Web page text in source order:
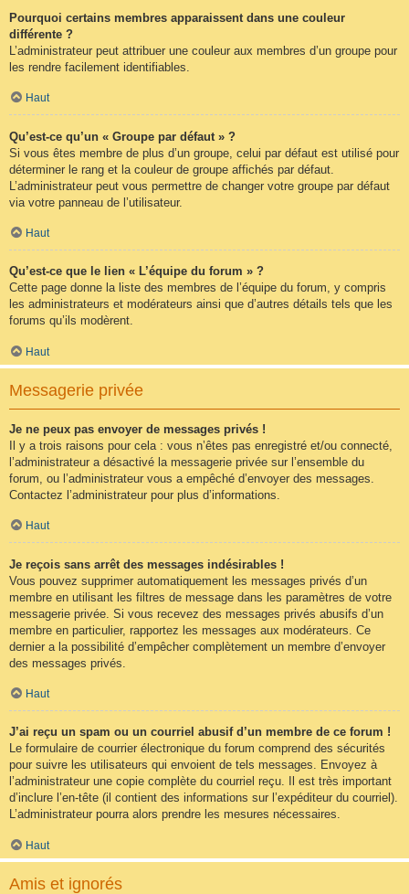
Pourquoi certains membres apparaissent dans une couleur
différente ?
L’administrateur peut attribuer une couleur aux membres d’un groupe pour
les rendre facilement identifiables.
Haut
Qu’est-ce qu’un « Groupe par défaut » ?
Si vous êtes membre de plus d’un groupe, celui par défaut est utilisé pour
déterminer le rang et la couleur de groupe affichés par défaut.
L’administrateur peut vous permettre de changer votre groupe par défaut
via votre panneau de l’utilisateur.
Haut
Qu’est-ce que le lien « L’équipe du forum » ?
Cette page donne la liste des membres de l’équipe du forum, y compris
les administrateurs et modérateurs ainsi que d’autres détails tels que les
forums qu’ils modèrent.
Haut
Messagerie privée
Je ne peux pas envoyer de messages privés !
Il y a trois raisons pour cela : vous n’êtes pas enregistré et/ou connecté,
l’administrateur a désactivé la messagerie privée sur l’ensemble du
forum, ou l’administrateur vous a empêché d’envoyer des messages.
Contactez l’administrateur pour plus d’informations.
Haut
Je reçois sans arrêt des messages indésirables !
Vous pouvez supprimer automatiquement les messages privés d’un
membre en utilisant les filtres de message dans les paramètres de votre
messagerie privée. Si vous recevez des messages privés abusifs d’un
membre en particulier, rapportez les messages aux modérateurs. Ce
dernier a la possibilité d’empêcher complètement un membre d’envoyer
des messages privés.
Haut
J’ai reçu un spam ou un courriel abusif d’un membre de ce forum !
Le formulaire de courrier électronique du forum comprend des sécurités
pour suivre les utilisateurs qui envoient de tels messages. Envoyez à
l’administrateur une copie complète du courriel reçu. Il est très important
d’inclure l’en-tête (il contient des informations sur l’expéditeur du courriel).
L’administrateur pourra alors prendre les mesures nécessaires.
Haut
Amis et ignorés